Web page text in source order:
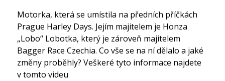
Motorka, která se umístila na předních příčkách
Prague Harley Days. Jejím majitelem je Honza
„Lobo“ Lobotka, který je zároveň majitelem
Bagger Race Czechia. Co vše se na ní dělalo a jaké
změny proběhly? Veškeré tyto informace najdete
v tomto videu